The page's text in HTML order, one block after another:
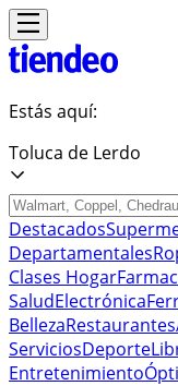
Estás aquí:
Toluca de Lerdo
Destacados
Departamentales
Clases Hogar
SaludElectrónica
BellezaRestaurantes
ServiciosDeporte
Entretenimiento